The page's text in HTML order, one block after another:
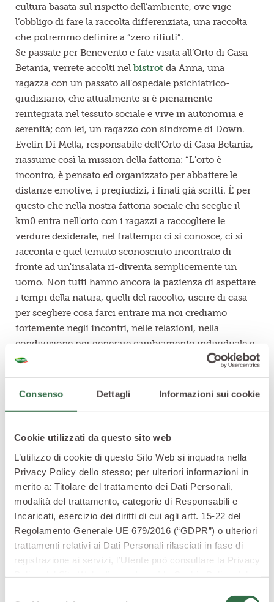
Consenso Dettagli Informazioni sui cookie
Cookie utilizzati da questo sito web
L’utilizzo di cookie di questo Sito Web si inquadra nella
Privacy Policy dello stesso; per ulteriori informazioni in
merito a: Titolare del trattamento dei Dati Personali,
modalità del trattamento, categorie di Responsabili e
Incaricati, esercizio dei diritti di cui agli artt. 15-22 del
Regolamento Generale UE 679/2016 (“GDPR”) o ulteriori
trattamenti relativi ai Dati Personali rilasciati in fase di
registrazione ai servizi, l’Utente può consultare la Privacy
cultura basata sul rispetto dell’ambiente, ove vige
l’obbligo di fare la raccolta differenziata, una raccolta
che potremmo definire a “zero rifiuti”.
Se passate per Benevento e fate visita all’Orto di Casa
Betania, verrete accolti nel bistrot da Anna, una
ragazza con un passato all’ospedale psichiatrico-
giudiziario, che attualmente si è pienamente
reintegrata nel tessuto sociale e vive in autonomia e
serenità; con lei, un ragazzo con sindrome di Down.
Evelin Di Mella, responsabile dell'Orto di Casa Betania,
riassume così la mission della fattoria: “L'orto è
incontro, è pensato ed organizzato per abbattere le
distanze emotive, i pregiudizi, i finali già scritti. È per
questo che nella nostra fattoria sociale chi sceglie il
km0 entra nell'orto con i ragazzi a raccogliere le
verdure desiderate, nel frattempo ci si conosce, ci si
racconta e quel temuto sconosciuto incontrato di
fronte ad un'insalata ri-diventa semplicemente un
uomo. Non tutti hanno ancora la pazienza di aspettare
i tempi della natura, quelli del raccolto, uscire di casa
per scegliere cosa farci entrare ma noi crediamo
fortemente negli incontri, nelle relazioni, nella
condivisione per generare cambiamento individuale e
sociale”.
lavoro alternativo al carcere
svantaggiati all’interno della fattoria sociale, di certo
non va dimenticata “Libertà Partecipate”, piattaforma
di lavoro che si basa sull’esecuzione penale alternativa
al carcere e che coinvolge innumerevoli soggetti:
Ufficio Esecuzione Penale Esterna del Ministero di
Giustizia
la Casa Circondariale di Benevento
la Caritas di Benevento
il Comune di Benevento
diverse agenzie del terzo settore